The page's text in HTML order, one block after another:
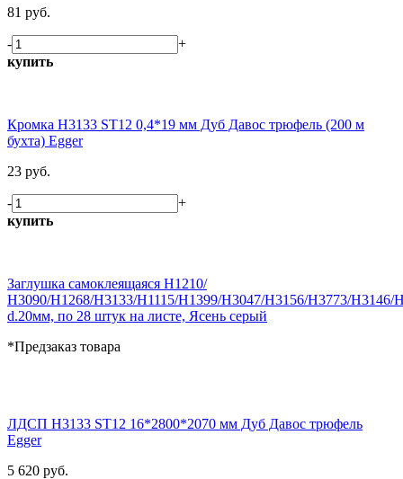
81 руб.
-
+
купить
Кромка H3133 ST12 0,4*19 мм Дуб Давос трюфель (200 м
бухта) Egger
23 руб.
-
+
купить
Заглушка самоклеящаяся H1210/
Н3090/H1268/H3133/H1115/H1399/H3047/H3156/H3773/H3146/
d.20мм, по 28 штук на листе, Ясень серый
*Предзаказ товара
ЛДСП H3133 ST12 16*2800*2070 мм Дуб Давос трюфель
Egger
5 620 руб.